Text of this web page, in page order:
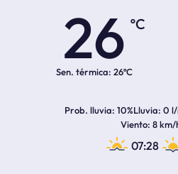
26
ºC
Sen. térmica: 26ºC
Prob. lluvia 10%Lluvia 0
Viento 8 km/
07:28